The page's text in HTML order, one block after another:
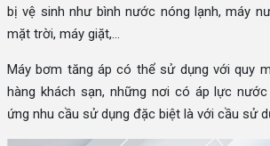
bị vệ sinh như bình nước nóng lạnh, máy
mặt trời, máy giặt,...
Máy bơm tăng áp có thể sử dụng với quy
hàng khách sạn, những nơi có áp lực
ứng nhu cầu sử dụng đặc biệt là với cầu sử